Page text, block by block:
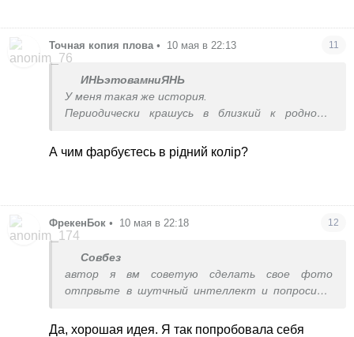
Точная копия плова • 10 мая в 22:13 11
ИНЬэтовамниЯНЬ
У меня такая же история.
Периодически крашусь в близкий к родному,
так по кругу))
А чим фарбуєтесь в рідний колір?
ФрекенБок • 10 мая в 22:18 12
Совбез
автор я вм советую сделать свое фото
отпрвьте в шутчный интеллект и попросите
Да, хорошая идея. Я так попробовала себя